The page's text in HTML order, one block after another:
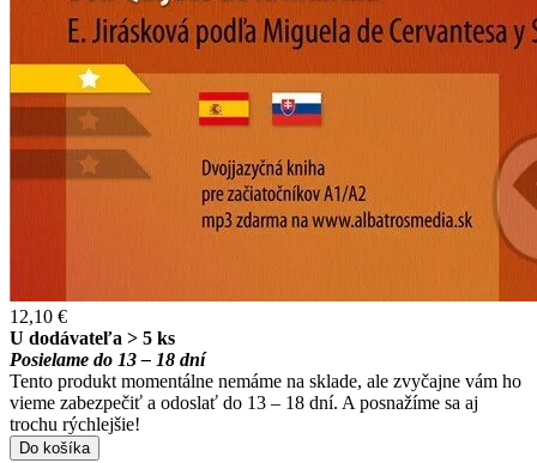
12,10 €
U dodávateľa > 5 ks
Posielame do 13 – 18 dní
Tento produkt momentálne nemáme na sklade, ale zvyčajne vám ho
vieme zabezpečiť a odoslať do 13 – 18 dní. A posnažíme sa aj
trochu rýchlejšie!
Do košíka